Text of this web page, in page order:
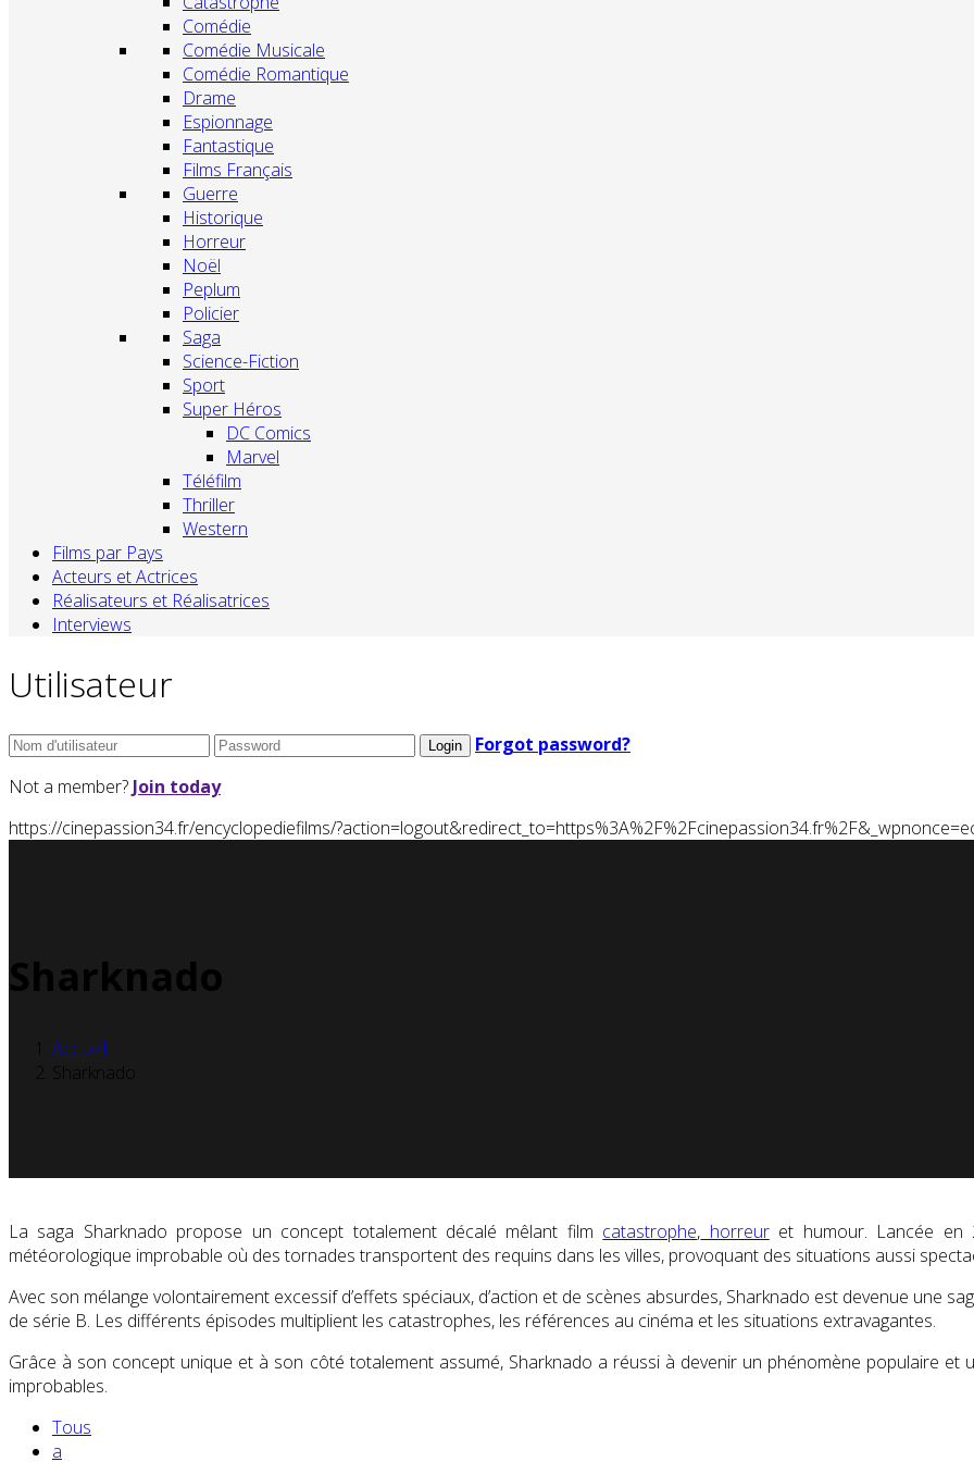
Comédie
Comédie Musicale
Comédie Romantique
Drame
Espionnage
Fantastique
Films Français
Guerre
Historique
Horreur
Noël
Peplum
Policier
Saga
Science-Fiction
Sport
Super Héros
DC Comics
Marvel
Téléfilm
Thriller
Western
Films par Pays
Acteurs et Actrices
Réalisateurs et Réalisatrices
Interviews
Utilisateur
Forgot password?
Not a member? Join today
https://cinepassion34.fr/encyclopediefilms/
Sharknado
Accueil
La saga Sharknado propose un concept totalement décalé mêlant film catastrophe, horreuret humour. Lancée en
météorologique improbable où des tornades transportent des requins dans les villes, provoquant des situations aussi
Avec son mélange volontairement excessif d’effets spéciaux, d’action et de scènes absurdes, Sharknado est devenue une
de série B. Les différents épisodes multiplient les catastrophes, les références au cinéma et les situations extravagantes.
Grâce à son concept unique et à son côté totalement assumé, Sharknado a réussi à devenir un phénomène populaire
improbables.
Tous
a